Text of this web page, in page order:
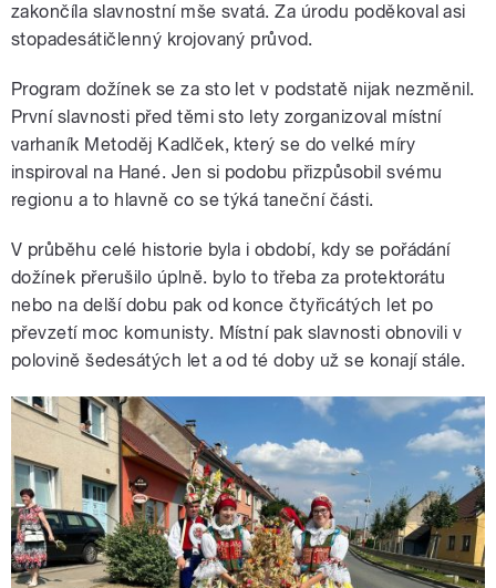
zakončíla slavnostní mše svatá. Za úrodu poděkoval asi
stopadesátičlenný krojovaný průvod.
Program dožínek se za sto let v podstatě nijak nezměnil.
První slavnosti před těmi sto lety zorganizoval místní
varhaník Metoděj Kadlček, který se do velké míry
inspiroval na Hané. Jen si podobu přizpůsobil svému
regionu a to hlavně co se týká taneční části.
V průběhu celé historie byla i období, kdy se pořádání
dožínek přerušilo úplně. bylo to třeba za protektorátu
nebo na delší dobu pak od konce čtyřicátých let po
převzetí moc komunisty. Místní pak slavnosti obnovili v
polovině šedesátých let a od té doby už se konají stále.